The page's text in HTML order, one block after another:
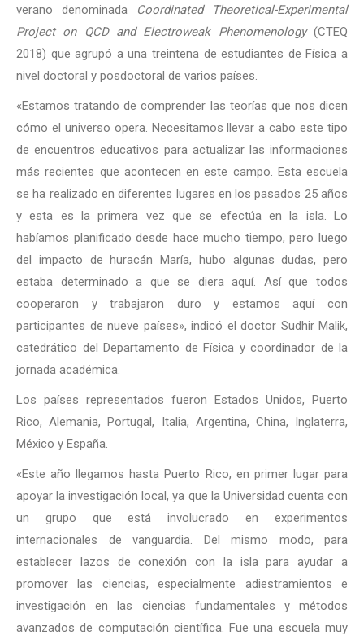
verano denominada
Coordinated Theoretical-Experimental
Project on QCD and Electroweak Phenomenology(CTEQ
2018) que agrupó a una treintena de estudiantes de Física a
nivel doctoral y posdoctoral de varios países.
«Estamos tratando de comprender las teorías que nos dicen
cómo el universo opera. Necesitamos llevar a cabo este tipo
de encuentros educativos para actualizar las informaciones
más recientes que acontecen en este campo. Esta escuela
se ha realizado en diferentes lugares en los pasados 25 años
y esta es la primera vez que se efectúa en la isla. Lo
habíamos planificado desde hace mucho tiempo, pero luego
del impacto de huracán María, hubo algunas dudas, pero
estaba determinado a que se diera aquí. Así que todos
cooperaron y trabajaron duro y estamos aquí con
participantes de nueve países», indicó el doctor Sudhir Malik,
catedrático del Departamento de Física y coordinador de la
jornada académica.
Los países representados fueron Estados Unidos, Puerto
Rico, Alemania, Portugal, Italia, Argentina, China, Inglaterra,
México y España.
«Este año llegamos hasta Puerto Rico, en primer lugar para
apoyar la investigación local, ya que la Universidad cuenta con
un grupo que está involucrado en experimentos
internacionales de vanguardia. Del mismo modo, para
establecer lazos de conexión con la isla para ayudar a
promover las ciencias, especialmente adiestramientos e
investigación en las ciencias fundamentales y métodos
avanzados de computación científica. Fue una escuela muy